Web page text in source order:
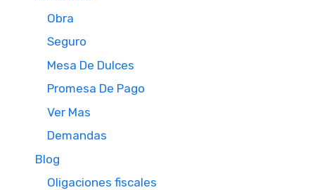
Obra
Seguro
Mesa De Dulces
Promesa De Pago
Ver Mas
Demandas
Blog
Oligaciones fiscales